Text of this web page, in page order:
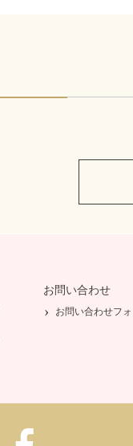
お問い合わせ
お問い合わせフ